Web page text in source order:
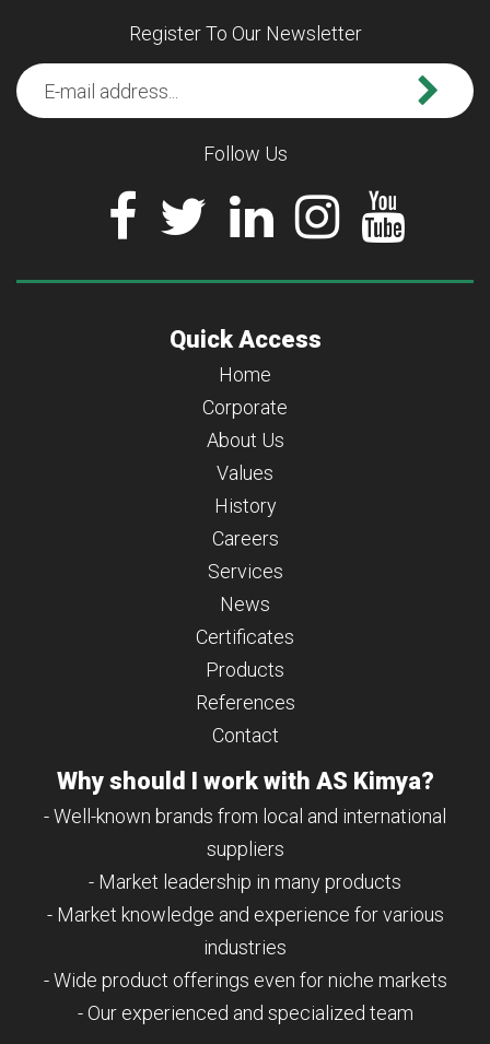
Register To Our Newsletter
Follow Us
Quick Access
Home
Corporate
About Us
Values
History
Careers
Services
News
Certificates
Products
References
Contact
Why should I work with AS Kimya?
- Well-known brands from local and international
suppliers
- Market leadership in many products
- Market knowledge and experience for various
industries
- Wide product offerings even for niche markets
- Our experienced and specialized team